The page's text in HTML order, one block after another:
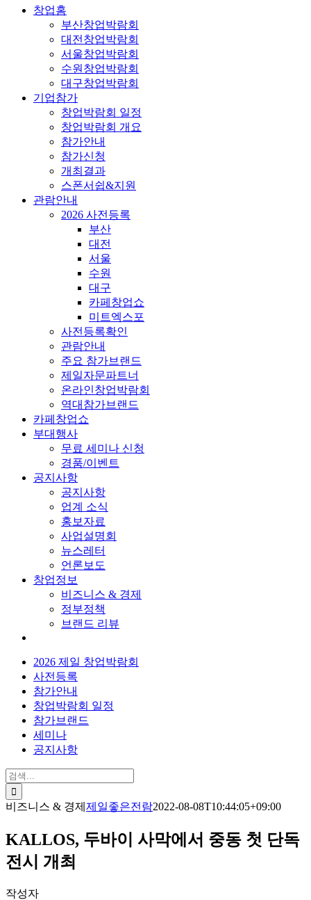
창업홈
부산창업박람회
대전창업박람회
서울창업박람회
수원창업박람회
대구창업박람회
기업참가
창업박람회 일정
창업박람회 개요
참가안내
참가신청
개최결과
스폰서쉽&지원
관람안내
2026 사전등록
부산
대전
서울
수원
대구
카페창업쇼
미트엑스포
사전등록확인
관람안내
주요 참가브랜드
제일자문파트너
온라인창업박람회
역대참가브랜드
카페창업쇼
부대행사
무료 세미나 신청
경품/이벤트
공지사항
공지사항
업계 소식
홍보자료
사업설명회
뉴스레터
언론보도
창업정보
비즈니스 & 경제
정부정책
브랜드 리뷰
2026 제일 창업박람회
사전등록
참가안내
창업박람회 일정
참가브랜드
세미나
공지사항
검
색:
비즈니스 & 경제 제일좋은전람2022-08-08T10:44:05+09:00
KALLOS, 두바이 사막에서 중동 첫 단독
전시 개최
작성자